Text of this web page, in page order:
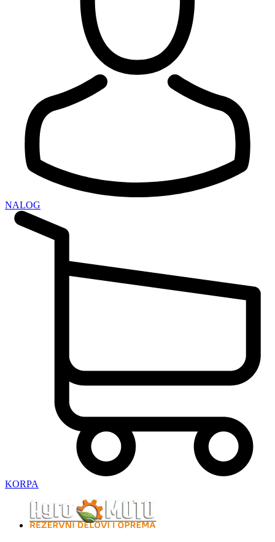
NALOG
KORPA